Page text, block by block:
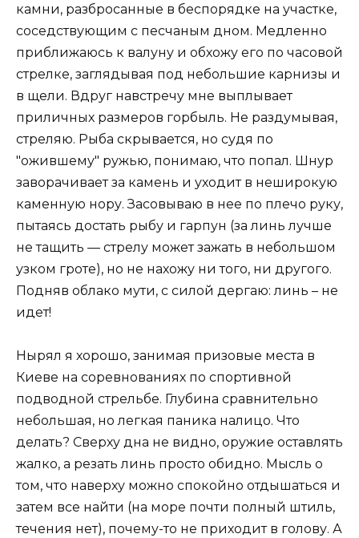
камни, разбросанные в беспорядке на участке,
соседствующим с песчаным дном. Медленно
приближаюсь к валуну и обхожу его по часовой
стрелке, заглядывая под небольшие карнизы и
в щели. Вдруг навстречу мне выплывает
приличных размеров горбыль. Не раздумывая,
стреляю. Рыба скрывается, но судя по
"ожившему" ружью, понимаю, что попал. Шнур
заворачивает за камень и уходит в неширокую
каменную нору. Засовываю в нее по плечо руку,
пытаясь достать рыбу и гарпун (за линь лучше
не тащить — стрелу может зажать в небольшом
узком гроте), но не нахожу ни того, ни другого.
Подняв облако мути, с силой дергаю: линь – не
идет!
Нырял я хорошо, занимая призовые места в
Киеве на соревнованиях по спортивной
подводной стрельбе. Глубина сравнительно
небольшая, но легкая паника налицо. Что
делать? Сверху дна не видно, оружие оставлять
жалко, а резать линь просто обидно. Мысль о
том, что наверху можно спокойно отдышаться и
затем все найти (на море почти полный штиль,
течения нет), почему-то не приходит в голову. А